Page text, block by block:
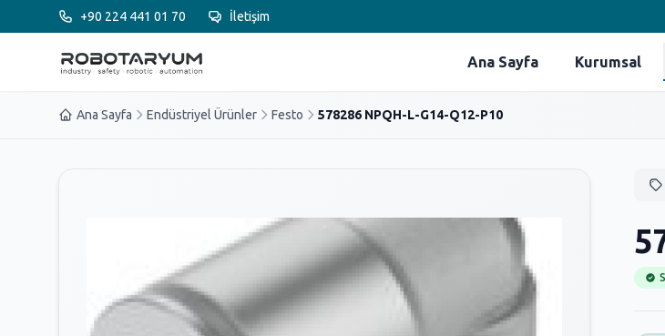
Ana içeriğe geç+90 224 441 01 70 İletişim
Ana Sayfa Kurumsal
Ana Sayfa Endüstriyel Ürünler Festo 578286 NPQH-L-G14-Q12-P10